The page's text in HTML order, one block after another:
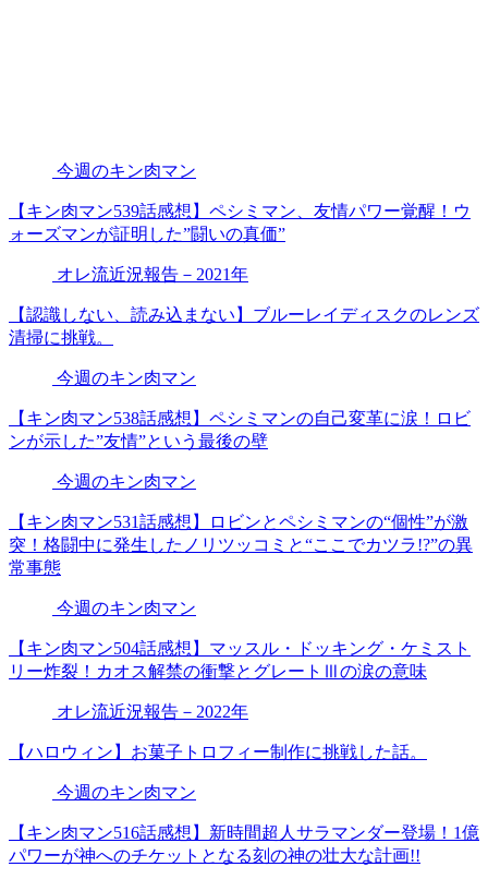
今週のキン肉マン
【キン肉マン539話感想】ペシミマン、友情パワー覚醒！ウ
ォーズマンが証明した”闘いの真価”
オレ流近況報告－2021年
【認識しない、読み込まない】ブルーレイディスクのレンズ
清掃に挑戦。
今週のキン肉マン
【キン肉マン538話感想】ペシミマンの自己変革に涙！ロビ
ンが示した”友情”という最後の壁
今週のキン肉マン
【キン肉マン531話感想】ロビンとペシミマンの“個性”が激
突！格闘中に発生したノリツッコミと“ここでカツラ!?”の異
常事態
今週のキン肉マン
【キン肉マン504話感想】マッスル・ドッキング・ケミスト
リー炸裂！カオス解禁の衝撃とグレートⅢの涙の意味
オレ流近況報告－2022年
【ハロウィン】お菓子トロフィー制作に挑戦した話。
今週のキン肉マン
【キン肉マン516話感想】新時間超人サラマンダー登場！1億
パワーが神へのチケットとなる刻の神の壮大な計画!!